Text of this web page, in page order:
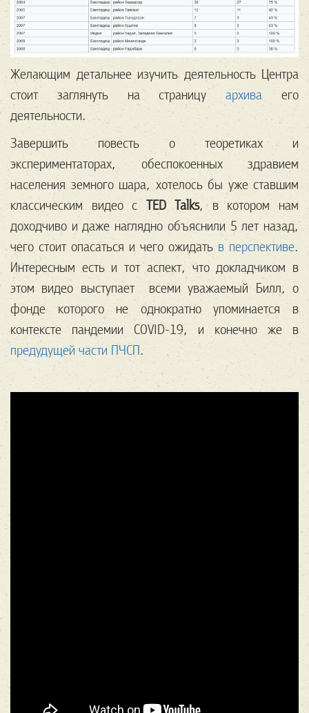
Желающим детальнее изучить деятельность Центра
стоит заглянуть на страницуархива его
деятельности.
Завершить повесть о теоретиках и
экспериментаторах, обеспокоенных здравием
населения земного шара, хотелось бы уже ставшим
классическим видео с TED Talks, в котором нам
доходчиво и даже наглядно объяснили 5 лет назад,
чего стоит опасаться и чего ожидать в перспективе.
Интересным есть и тот аспект, что докладчиком в
этом видео выступает всеми уважаемый Билл, о
фонде которого не однократно упоминается в
контексте пандемии COVID-19, и конечно же в
предудущей части ПЧСП.